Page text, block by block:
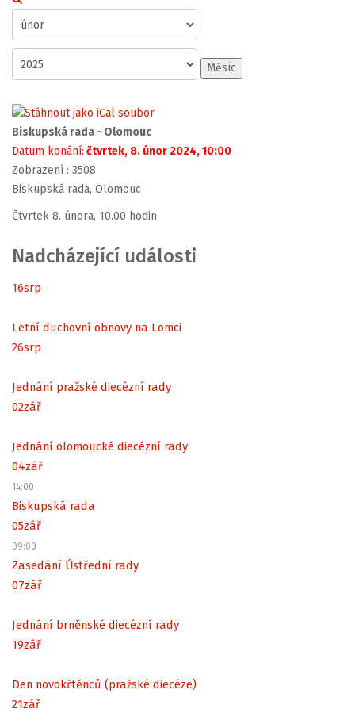
Měsíc
Biskupská rada - Olomouc
Datum konání: čtvrtek, 8. únor 2024, 10:00
Zobrazení : 3508
Biskupská rada, Olomouc
Čtvrtek 8. února, 10.00 hodin
Nadcházející události
16srp
Letní duchovní obnovy na Lomci
26srp
Jednání pražské diecézní rady
02zář
Jednání olomoucké diecézní rady
04zář
14:00
Biskupská rada
05zář
09:00
Zasedání Ústřední rady
07zář
Jednání brněnské diecézní rady
19zář
Den novokřtěnců (pražské diecéze)
21zář